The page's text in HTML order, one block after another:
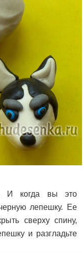
И когда вы это
лепешку. Ее
сверху спину,
и разгладьте